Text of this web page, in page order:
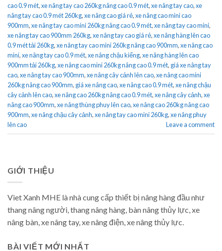
cao 0.9 mét,xe nâng tay cao 260kg nâng cao 0.9 mét,xe nâng tay cao,xe
nâng tay cao 0.9 mét 260kg,xe nâng cao giá rẻ,xe nâng cao mini cao
900mm,xe nâng tay cao mini 260kg nâng cao 0.9 mét,xe nâng tay cao mini,
xe nâng tay cao 900mm 260kg,xe nâng tay cao giá rẻ,xe nâng hàng lên cao
0.9 mét tải 260kg,xe nâng tay cao mini 260kg nâng cao 900mm,xe nâng cao
mini,xe nâng tay cao 0.9 mét,xe nâng chậu kiểng,xe nâng hàng lên cao
900mm tải 260kg,xe nâng cao mini 260kg nâng cao 0.9 mét, giá xe nâng tay
cao,xe nâng tay cao 900mm,xe nâng cây cảnh lên cao,xe nâng cao mini
260kg nâng cao 900mm, giá xe nâng cao,xe nâng cao 0.9 mét,xe nâng chậu
cây cảnh lên cao,xe nâng cao 260kg nâng cao 0.9 mét,xe nâng cây cảnh,xe
nâng cao 900mm,xe nâng thùng phuy lên cao,xe nâng cao 260kg nâng cao
900mm,xe nâng chậu cây cảnh,xe nâng tay cao mini 260kg,xe nâng phuy
lên cao
Leave a comment
GIỚI THIỆU
Viet Xanh MHE là nhà cung cấp thiết bị nâng hàng đầu như
thang nâng người, thang nâng hàng, bàn nâng thủy lực, xe
nâng bàn, xe nâng tay, xe nâng điện, xe nâng thủy lực.
BÀI VIẾT MỚI NHẤT